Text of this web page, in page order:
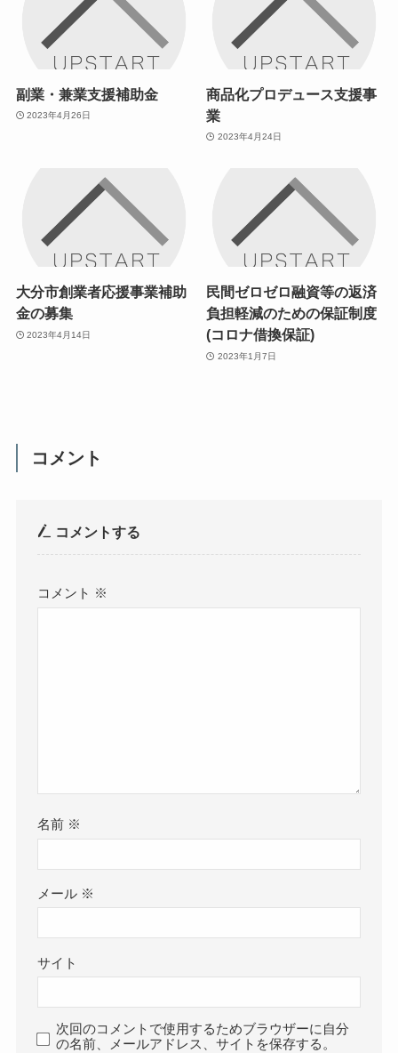
副業・兼業支援補助金
2023年4月26日
商品化プロデュース支援事
業
2023年4月24日
大分市創業者応援事業補助
金の募集
2023年4月14日
民間ゼロゼロ融資等の返済
負担軽減のための保証制度
(コロナ借換保証)
2023年1月7日
コメント
コメントする
コメント ※
名前 ※
メール ※
サイト
次回のコメントで使用するためブラウザーに自分
の名前、メールアドレス、サイトを保存する。